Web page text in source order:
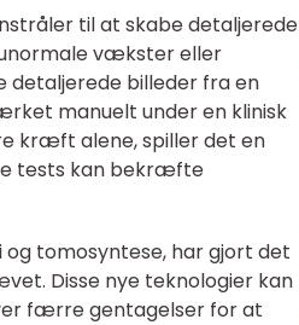
til at skabe detaljerede
vækster eller
billeder fra en
manuelt under en klinisk
kræft alene, spiller det en
tests kan bekræfte
tomosyntese, har gjort det
Disse nye teknologier kan
færre gentagelser for at